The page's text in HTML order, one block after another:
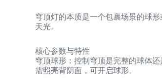
穹顶灯的本质是一个包裹场景的球
天光。
核心参数与特性
穹顶球形：控制穹顶是完整的球体
需照亮背阴面，可开启球形。